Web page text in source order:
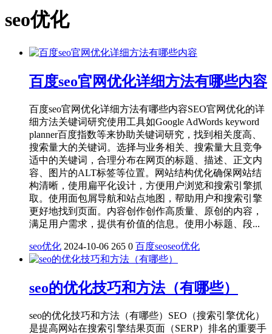
seo优化
百度seo官网优化详细方法有哪些内容
百度seo官网优化详细方法有哪些内容SEO官网优化的详
细方法关键词研究使用工具如‌Google AdWords keyword
planner百度指数等来协助关键词研究，找到相关度高、
搜索量大的关键词。选择与业务相关、搜索量大且竞争
适中的关键词，合理分布在网页的标题、描述、正文内
容、图片的ALT标签等位置。网站结构优化确保网站结
构清晰，使用扁平化设计，方便用户浏览和搜索引擎抓
取。使用面包屑导航和站点地图，帮助用户和搜索引擎
更好地找到页面。内容创作创作高质量、原创的内容，
满足用户需求，提供有价值的信息。使用小标题、段...
seo优化 2024-10-06 265 0 百度seoseo优化
seo的优化技巧和方法（有哪些）
seo的优化技巧和方法（有哪些）SEO（搜索引擎优化）
是提高网站在搜索引擎结果页面（SERP）排名的重要手